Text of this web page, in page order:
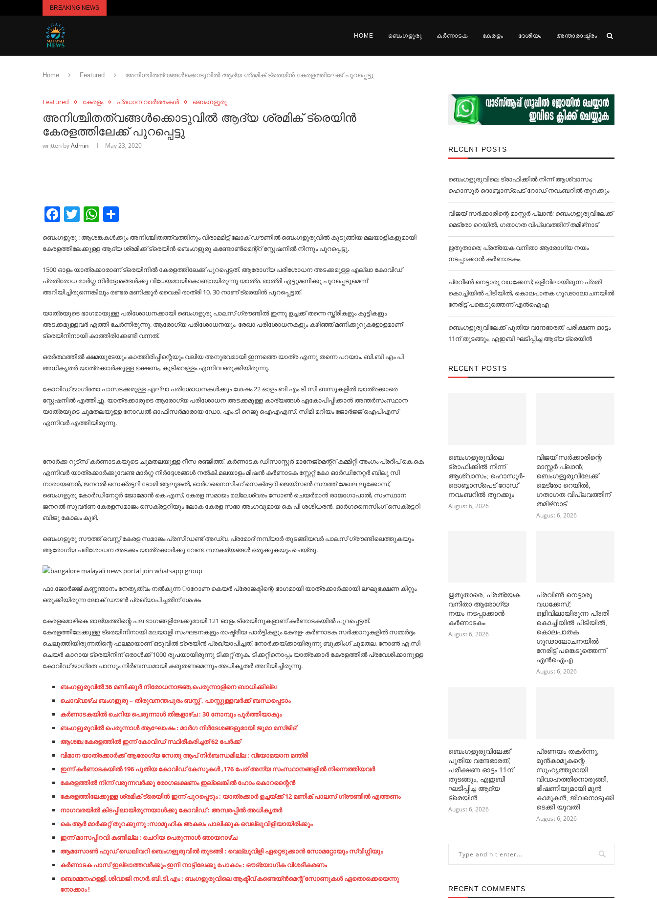
BREAKING NEWS
HOME ബെംഗളൂരു കർണാടക കേരളം ദേശീയം അന്താരാഷ്ട്രം
Home Featured അനിശ്ചിതത്വങ്ങൾക്കൊടുവിൽ ആദ്യ ശ്രമിക് ട്രെയിൻ കേരളത്തിലേക്ക് പുറപ്പെട്ടു
Featured കേരളം പ്രധാന വാർത്തകൾ ബെംഗളൂരു
അനിശ്ചിതത്വങ്ങൾക്കൊടുവിൽ ആദ്യ ശ്രമിക് ട്രെയിൻ
കേരളത്തിലേക്ക് പുറപ്പെട്ടു
written byAdmin May 23, 2020
Facebook
TwitterWhatsApp
ബെംഗളുരു : ആശങ്കകൾക്കും അനിശ്ചിതത്ത്വത്തിനും വിരാമമിട്ട് ലോക് ഡൗണിൽ ബെംഗളുരുവിൽ കുടുങ്ങിയ മലയാളികളുമായി
കേരളത്തിലേക്കുള്ള ആദ്യ ശ്രമിക്ക് ട്രെയിൻ ബെംഗളുരു കണ്ടോൺമെന്റ്റ് സ്റ്റേഷനിൽ നിന്നും പുറപ്പെട്ടു.
1500 ഓളം യാത്രക്കാരാണ് ട്രെയിനിൽ കേരളത്തിലേക്ക് പുറപ്പെട്ടത്. ആരോഗ്യ പരിശോധന അടക്കമുള്ള എല്ലാ കോവിഡ്
പ്രതിരോധ മാർഗ്ഗ നിർദ്ദേശങ്ങൾക്കു വിധേയമായികൊണ്ടായിരുന്നു യാത്ര. രാത്രി എട്ടുമണിക്കു പുറപ്പെടുമെന്ന്
അറിയിച്ചിരുന്നെങ്കിലും രണ്ടര മണിക്കൂർ വൈകി രാത്രി 10. 30 നാണ് ട്രെയിൻ പുറപ്പെട്ടത്.
യാത്രയുടെ ഭാഗമായുള്ള പരിശോധനക്കായി ബെംഗളുരു പാലസ് ഗ്രൗണ്ടിൽ ഇന്നു ഉച്ചക്ക് തന്നെ സ്ത്രീകളും കുട്ടികളും
അടക്കമുള്ളവർ എത്തി ചേർന്നിരുന്നു. ആരോഗ്യ പരിശോധനയും, രേഖാ പരിശോധനകളും കഴിഞ്ഞ് മണിക്കൂറുകളോളമാണ്
ട്രെയിനിനായി കാത്തിരിക്കേണ്ടി വന്നത്.
ഒരർത്ഥത്തിൽ ക്ഷമയുടേയും കാത്തിരിപ്പിന്റെയും വലിയ അനുഭവമായി ഇന്നത്തെ യാത്ര എന്നു തന്നെ പറയാം. ബി.ബി എം പി
അധികൃതർ യാത്രക്കാർക്കുള്ള ഭക്ഷണം, കുടിവെള്ളം എന്നിവ ഒരുക്കിയിരുന്നു.
കോവിഡ് ജാഗ്രതാ പാസടക്കമുള്ള എല്ലാ പരിശോധനകൾക്കും ശേഷം 22 ഓളം ബി എം ടി സി ബസുകളിൽ യാത്രക്കാരെ
സ്റ്റേഷനിൽ എത്തിച്ചു. യാത്രക്കാരുടെ ആരോഗ്യ പരിശോധന അടക്കമുള്ള കാര്യങ്ങൾ ഏകോപിപ്പിക്കാൻ അന്തർസംസ്ഥാന
യാത്രയുടെ ചുമതലയുള്ള നോഡൽ ഓഫിസർമാരായ ഡോ. എം.ടി റെജു ഐഎഎസ്, സിമി മറിയം ജോർജ്ജ് ഐപിഎസ്
എന്നിവർ എത്തിയിരുന്നു.
നോർക്ക റൂട്സ് കർണാടകയുടെ ചുമതലയുള്ള റീസ രഞ്ജിത്ത്, കർണാടക ഡിസാസ്റ്റർ മാനേജ്മെന്റ്റ് കമ്മിറ്റി അംഗം പ്രദീപ് കെ.കെ
എന്നിവർ യാത്രക്കാർക്കുവേണ്ട മാർഗ്ഗ നിർദ്ദേശങ്ങൾ നൽകി.മലയാളം മിഷൻ കർണാടക സ്റ്റേറ്റ് കോ ഓർഡിനേറ്റർ ബിലു സി
നാരായണൻ, ജനറൽ സെക്രട്ടറി ടോമി ആലുങ്കൽ, ഓർഗനൈസിംഗ് സെക്രട്ടറി ജെയ്സൺ സൗത്ത് മേഖല ലൂക്കോസ്,
ബെംഗളുരു കോർഡിനേറ്റർ ജോമോൻ കെ.എസ്, കേരള സമാജം മല്ലേശ്വരം സോൺ ചെയർമാൻ രാജഗോപാൽ, സംസ്ഥാന
ജനറൽ സുവർണ കേരളസമാജം സെക്രട്ടറിയും ലോക കേരള സഭാ അംഗവുമായ കെ പി ശശിധരൻ, ഓർഗനൈസിംഗ് സെക്രട്ടറി
ബിജു കോലം കുഴി,
ബെംഗളൂരു സൗത്ത് വെസ്റ്റ് കേരള സമാജം പ്രസിഡണ്ട് അഡ്വ. പ്രമോദ് നമ്പ്യാർ തുടങ്ങിയവർ പാലസ് ഗ്രൗണ്ടിലെത്തുകയും
ആരോഗ്യ പരിശോധന അടക്കം യാത്രക്കാർക്കു വേണ്ട സൗകര്യങ്ങൾ ഒരുക്കുകയും ചെയ്തു.
ഫാ.ജോർജ്ജ് കണ്ണന്താനം നേതൃത്വം നൽകുന്ന ാറോണ കെയർ പ്രോജക്ടിന്റെ ഭാഗമായി യാത്രക്കാർക്കായി ലഘുഭക്ഷണ കിറ്റും
ഒരുക്കിയിരുന്ന ലോക് ഡൗൺ പ്രഖ്യാപിച്ചതിന് ശേഷം
കേരളമൊഴികെ രാജ്യത്തിന്റെ പല ഭാഗങ്ങളിലേക്കുമായി 121 ഓളം ട്രെയിനുകളാണ് കർണാടകയിൽ പുറപ്പെട്ടത്.
കേരളത്തിലേക്കുള്ള ട്രെയിനിനായി മലയാളി സംഘടനകളും രാഷ്ട്രീയ പാർട്ടികളും കേരള- കർണാടക സർക്കാറുകളിൽ സമ്മർദ്ദം
ചെലുത്തിയിരുന്നതിന്റെ ഫലമായാണ് ഒടുവിൽ ട്രെയിൻ പ്രഖ്യാപിച്ചത്. നോർക്കയ്ക്കായിരുന്നു ബുക്കിംഗ് ചുമതല. നോൺ എ.സി
ചെയർ കാറായ ട്രെയിനിന് ഒരാൾക്ക് 1000 രൂപയായിരുന്നു ടിക്കറ്റ് തുക. ടിക്കറ്റിനൊപ്പം യാത്രക്കാർ കേരളത്തിൽ പ്രവേശിക്കാനുള്ള
കോവിഡ് ജാഗ്രത പാസും നിർബന്ധമായി കരുതണമെന്നും അധികൃതർ അറിയിച്ചിരുന്നു.
ബംഗളുരുവിൽ 36 മണിക്കൂർ നിരോധനാജ്ഞ,പെരുന്നാളിനെ ബാധിക്കില്ല
ചൊവ്വാഴ്ച ബംഗളുരു – തിരുവനന്തപുരം ബസ്സ് , പാസ്സുള്ളവർക്ക് ബന്ധപ്പെടാം
കർണാടകയിൽ ചെറിയ പെരുന്നാൾ തിങ്കളാഴ്ച : 30 നോമ്പും പൂർത്തിയാകും
ബംഗളുരുവിൽ പെരുന്നാൾ ആഘോഷം : മാർഗ നിർദേശങ്ങളുമായി ജുമാ മസ്ജിദ്
ആശങ്ക;കേരളത്തിൽ ഇന്ന് കോവിഡ് സ്ഥിരീകരിച്ചത് 62 പേര്‍ക്ക്
വിമാന യാത്രക്കാർക്ക് ആരോഗ്യ സേതു ആപ് നിർബന്ധമില്ല : വ്യോമയാന മന്ത്രി
ഇന്ന് കർണാടകയിൽ 196 പുതിയ കോവിഡ് കേസുകൾ ,176 പേര് അന്യ സംസ്ഥാനങ്ങളിൽ നിന്നെത്തിയവർ
കേരളത്തിൽ നിന്ന് വരുന്നവർക്കു രോഗലക്ഷണം ഇല്ലെങ്കിൽ ഹോം കൊറന്റൈൻ
കേരളത്തിലേക്കുള്ള ശ്രമിക് ട്രെയിൻ ഇന്ന് പുറപ്പെടും : യാത്രക്കാർ ഉച്ചയ്ക്ക് 12 മണിക് പാലസ് ഗ്രൗണ്ടിൽ എത്തണം
നാഗവരയിൽ കിടപ്പിലായിരുന്നയാൾക്കു കോവിഡ് : അമ്പരപ്പിൽ അധികൃതർ
കെ ആർ മാർക്കറ്റ് തുറക്കുന്നു :സാമൂഹിക അകലം പാലിക്കുക വെല്ലുവിളിയായിരിക്കും
ഇന്ന് മാസപ്പിറവി കണ്ടില്ല : ചെറിയ പെരുന്നാൾ ഞായറാഴ്ച
ആമസോൺ ഫുഡ് ഡെലിവറി ബെംഗളൂരുവിൽ തുടങ്ങി : വെല്ലുവിളി ഏറ്റെടുക്കാൻ സോമറ്റോയും സ്വിഗ്ഗിയും
കർണാടക പാസ് ഇല്ലാത്തവർക്കും ഇനി നാട്ടിലേക്കു പോകാം : ഔദ്യോഗിക വിശദീകരണം
ബൊമ്മനഹള്ളി,ശിവാജി നഗർ,ബി.ടി.എം : ബംഗളുരുവിലെ ആക്ടീവ് കണ്ടെയ്ൻമെന്റ് സോണുകൾ ഏതൊക്കെയെന്നു
നോക്കാം !
RECENT POSTS
ബെംഗളൂരുവിലെ ട്രാഫിക്കില്‍ നിന്ന് ആശ്വാസം;
ഹൊസൂര്‍-ദൊബ്ബാസ്പെട് റോഡ് നവംബറില്‍ തുറക്കും
വിജയ് സര്‍ക്കാരിന്റെ മാസ്റ്റര്‍ പ്ലാന്‍; ബെംഗളൂരുവിലേക്ക്
മെട്രോ റെയില്‍, ഗതാഗത വിപ്ലവത്തിന് തമിഴ്‌നാട്
ഋതുതാരെ; പ്രത്യേക വനിതാ ആരോഗ്യ നയം
നടപ്പാക്കാൻ കര്‍ണാടകം
പ്രവീൺ നെട്ടാരു വധക്കേസ്; ഒളിവിലായിരുന്ന പ്രതി
കൊച്ചിയിൽ പിടിയിൽ, കൊലപാതക ഗൂഢാലോചനയിൽ
നേരിട്ട് പങ്കെടുത്തെന്ന് എൻഐഎ
ബെംഗളൂരുവിലേക്ക് പുതിയ വന്ദേഭാരത്; പരീക്ഷണ ഓട്ടം
11ന് തുടങ്ങും, എഇബി ഘടിപ്പിച്ച ആദ്യ ട്രെയിന്‍
RECENT POSTS
ബെംഗളൂരുവിലെ
ട്രാഫിക്കില്‍ നിന്ന്
ആശ്വാസം; ഹൊസൂര്‍-
ദൊബ്ബാസ്പെട് റോഡ്
നവംബറില്‍ തുറക്കും
August 6, 2026
വിജയ് സര്‍ക്കാരിന്റെ
മാസ്റ്റര്‍ പ്ലാന്‍;
ബെംഗളൂരുവിലേക്ക്
മെട്രോ റെയില്‍,
ഗതാഗത വിപ്ലവത്തിന്
തമിഴ്‌നാട്
August 6, 2026
ഋതുതാരെ; പ്രത്യേക
വനിതാ ആരോഗ്യ
നയം നടപ്പാക്കാൻ
കര്‍ണാടകം
August 6, 2026
പ്രവീൺ നെട്ടാരു
വധക്കേസ്;
ഒളിവിലായിരുന്ന പ്രതി
കൊച്ചിയിൽ പിടിയിൽ,
കൊലപാതക
ഗൂഢാലോചനയിൽ
നേരിട്ട് പങ്കെടുത്തെന്ന്
എൻഐഎ
August 6, 2026
ബെംഗളൂരുവിലേക്ക്
പുതിയ വന്ദേഭാരത്;
പരീക്ഷണ ഓട്ടം 11ന്
തുടങ്ങും, എഇബി
ഘടിപ്പിച്ച ആദ്യ
ട്രെയിന്‍
August 6, 2026
പ്രണയം തകര്‍ന്നു,
മുൻകാമുകന്റെ
സുഹൃത്തുമായി
വിവാഹത്തിനൊരുങ്ങി,
ഭീഷണിയുമായി മുൻ
കാമുകൻ, ജീവനൊടുക്കി
ടെക്കി യുവതി
August 6, 2026
RECENT COMMENTS